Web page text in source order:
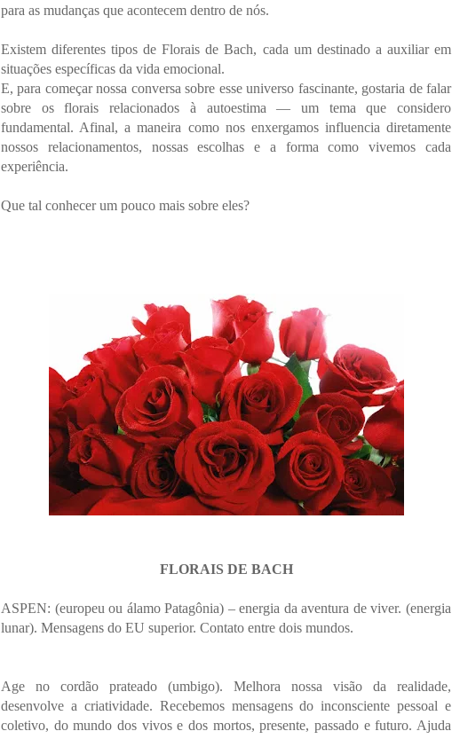
para as mudanças que acontecem dentro de nós.
Existem diferentes tipos de Florais de Bach, cada um destinado a auxiliar em
situações específicas da vida emocional.
E, para começar nossa conversa sobre esse universo fascinante, gostaria de falar
sobre os florais relacionados à autoestima — um tema que considero
fundamental. Afinal, a maneira como nos enxergamos influencia diretamente
nossos relacionamentos, nossas escolhas e a forma como vivemos cada
experiência.
Que tal conhecer um pouco mais sobre eles?
FLORAIS DE BACH
ASPEN: (europeu ou álamo Patagônia) – energia da aventura de viver. (energia
lunar). Mensagens do EU superior. Contato entre dois mundos.
Age no cordão prateado (umbigo). Melhora nossa visão da realidade,
desenvolve a criatividade. Recebemos mensagens do inconsciente pessoal e
coletivo, do mundo dos vivos e dos mortos, presente, passado e futuro. Ajuda